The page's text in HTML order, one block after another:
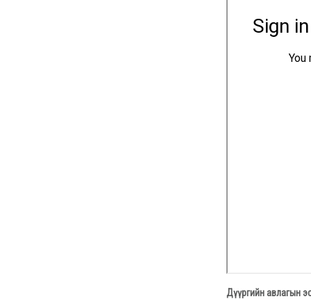
Дүүргийн авлагын